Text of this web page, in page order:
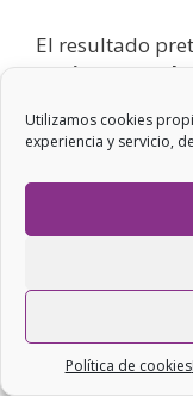
Utilizamos cookies
experiencia y servicio,
Política de cookies
El resultado
eficiente en el
ambiente.